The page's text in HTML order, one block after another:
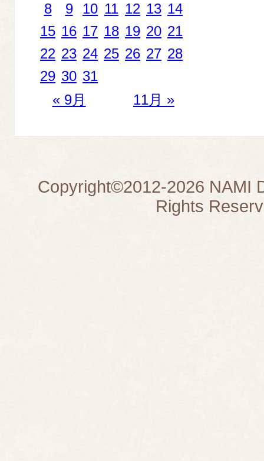
« 9月 11月 »
8
9 10 11 12 13 14
15 16 17 18 19 20 21
22 23 24 25 26 27 28
29 30 31
Copyright©2012-2026 NAMI
Rights